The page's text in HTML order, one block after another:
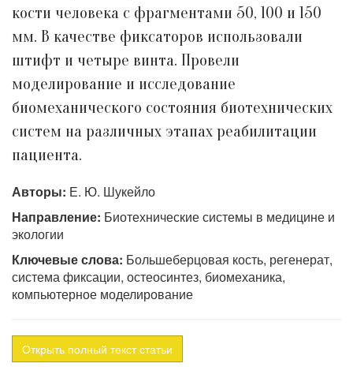
кости человека с фрагментами 50, 100 и 150
мм. В качестве фиксаторов использовали
штифт и четыре винта. Провели
моделирование и исследование
биомеханического состояния биотехнических
систем на различных этапах реабилитации
пациента.
Авторы: Е. Ю. Шукейло
Направление: Биотехнические системы в медицине и
экологии
Ключевые слова: Большеберцовая кость, регенерат,
система фиксации, остеосинтез, биомеханика,
компьютерное моделирование
Открыть полный текст статьи